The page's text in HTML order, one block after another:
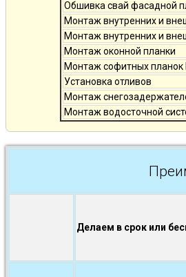
Обшивка свай фасадной
Монтаж внутренних и
Монтаж внутренних и
Монтаж оконной планки
Монтаж софитных планок
Установка отливов
Монтаж
Монтаж водосточной
Делаем в срок или